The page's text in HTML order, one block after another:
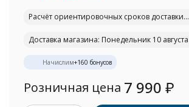
Расчёт ориентировочных сроков доставки...
Доставка магазина: Понедельник 10 августа
Начислим+160 бонусов
Розничная цена 7 990 ₽